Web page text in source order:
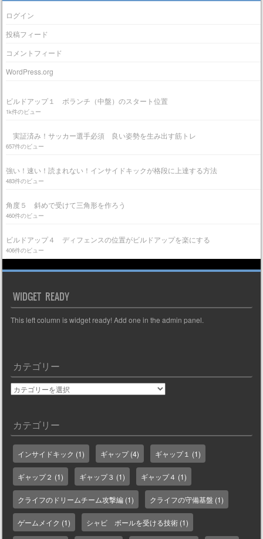
ログイン
投稿フィード
コメントフィード
WordPress.org
ビルドアップ１ ボランチ（中盤）のスタート位置
1k件のビュー
実証済み！サッカー選手必須 良い姿勢を生み出す筋トレ
657件のビュー
強い！速い！読まれない！インサイドキックが格段に上達する方法
483件のビュー
角度５ 斜めで受けて三角形を作ろう
460件のビュー
ビルドアップ４ ディフェンスの位置がビルドアップを楽にする
406件のビュー
WIDGET READY
This left column is widget ready! Add one in the admin panel.
カテゴリー
カ
リ
ー
カテゴリー
インサイドキック (1) ギャップ(4) ギャップ１ (1)
ギャップ２ (1) ギャップ３ (1) ギャップ４ (1)
クライフのドリームチーム攻撃編 (1) クライフの守備基盤 (1)
ゲームメイク (1) シャビ ボールを受ける技術 (1)